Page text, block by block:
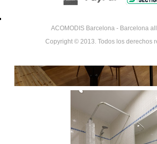
ACOMODIS Barcelona - Barcelona
Copyright © 2013. Todos los derechos